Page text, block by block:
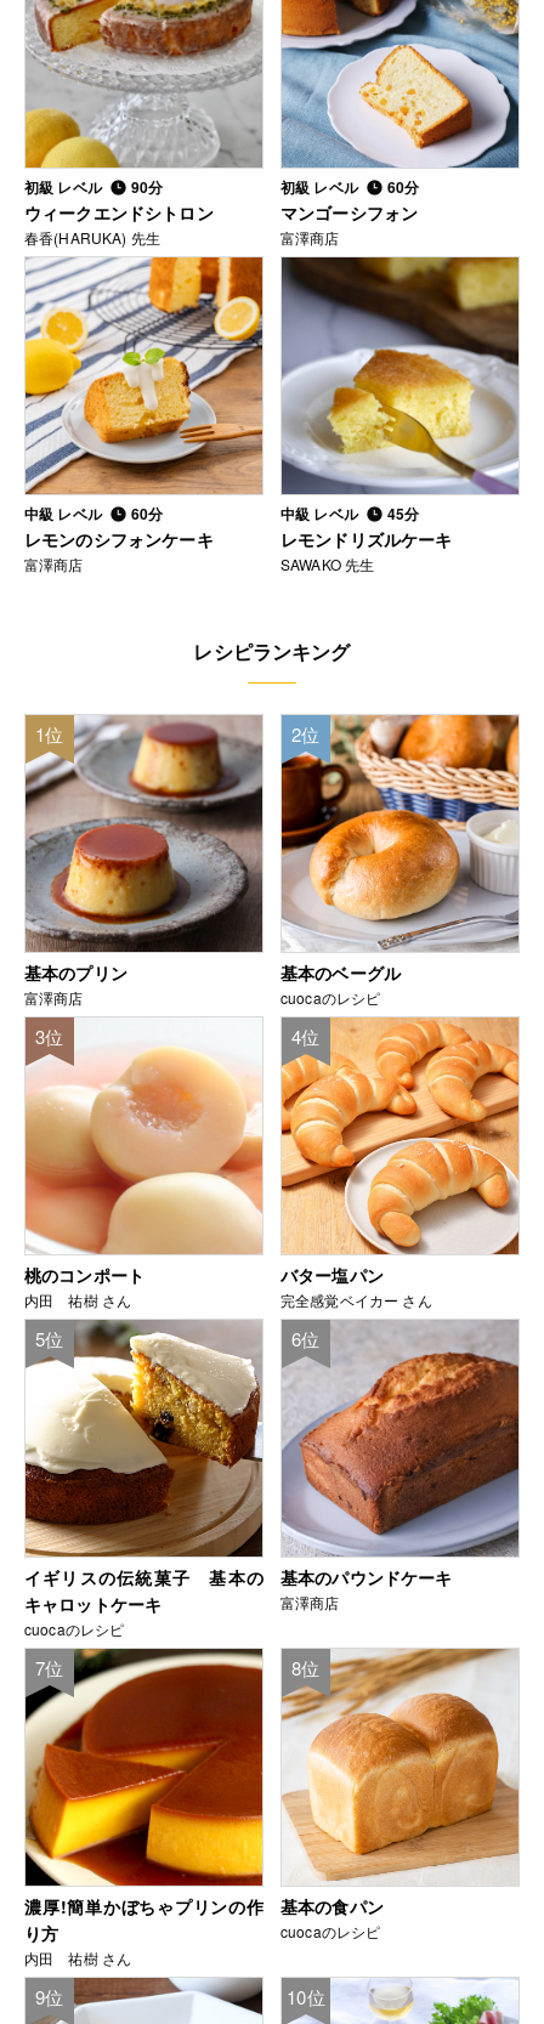
初級 レベル 90分
ウィークエンドシトロン
春香(HARUKA) 先生
初級 レベル 60分
マンゴーシフォン
富澤商店
中級 レベル 60分
レモンのシフォンケーキ
富澤商店
中級 レベル 45分
レモンドリズルケーキ
SAWAKO 先生
レシピランキング
1位
基本のプリン
富澤商店
2位
基本のベーグル
cuocaのレシピ
3位
桃のコンポート
内田 祐樹 さん
4位
バター塩パン
完全感覚ベイカー さん
5位
イギリスの伝統菓子 基本の
キャロットケーキ
cuocaのレシピ
6位
基本のパウンドケーキ
富澤商店
7位
濃厚!簡単かぼちゃプリンの作
り方
内田 祐樹 さん
8位
基本の食パン
cuocaのレシピ
9位 10位